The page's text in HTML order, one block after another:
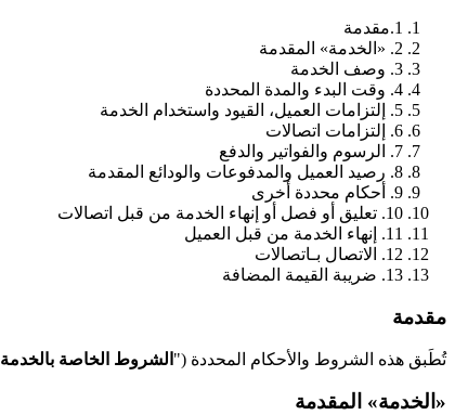
1.مقدمة
2. «الخدمة» المقدمة
3. وصف الخدمة
4. وقت البدء والمدة المحددة
5. إلتزامات العميل، القيود واستخدام الخدمة
6. إلتزامات اتصالات
7. الرسوم والفواتير والدفع
8. رصيد العميل والمدفوعات والودائع المقدمة
9. أحكام محددة أخرى
10. تعليق أو فصل أو إنهاء الخدمة من قبل اتصالات
11. إنهاء الخدمة من قبل العميل
12. الاتصال بـاتصالات
13. ضريبة القيمة المضافة
مقدمة
تُطَبق هذه الشروط والأحكام المحددة (" الشروط الخاصة بالخدمة
«الخدمة» المقدمة